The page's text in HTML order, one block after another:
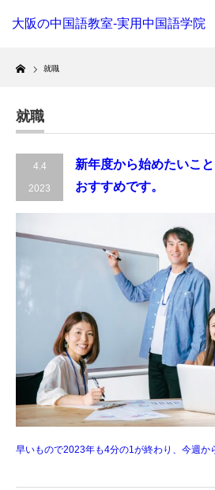
大阪の中国語教室-実用中国語学院
Home
就職
就職
4.4
2023
新年度から始めたいこ
おすすめです。
早いもので2023年も4分の1が終わり、今週か